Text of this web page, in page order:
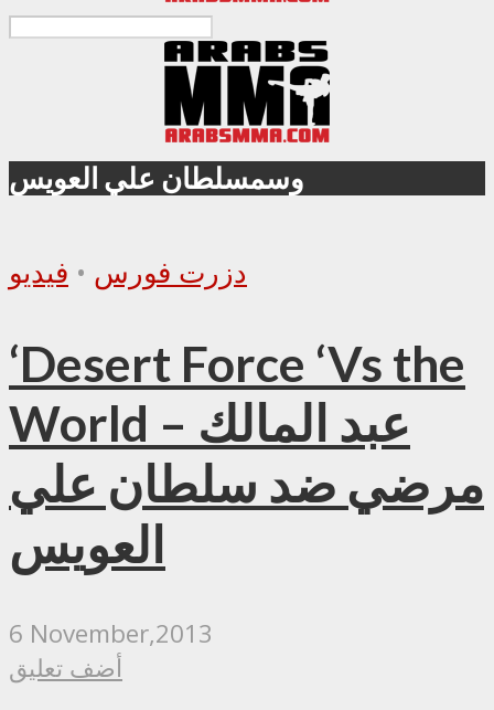
وسمسلطان علي العويس
دزرت فورس • فيديو
‘Desert Force ‘Vs the
World – عبد المالك
مرضي ضد سلطان علي
العويس
6 November,2013
أضف تعليق